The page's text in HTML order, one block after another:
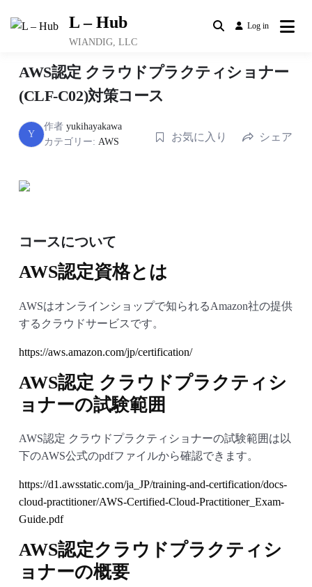
L – Hub
WIANDIG, LLC
Log in
AWS認定 クラウドプラクティショナー
(CLF-C02)対策コース
Y
作者 yukihayakawa
カテゴリー: AWS お気に入り シェア
コースについて
AWS認定資格とは
AWSはオンラインショップで知られるAmazon社の提供
するクラウドサービスです。
https://aws.amazon.com/jp/certification/
AWS認定 クラウドプラクティシ
ョナーの試験範囲
AWS認定 クラウドプラクティショナーの試験範囲は以
下のAWS公式のpdfファイルから確認できます。
https://d1.awsstatic.com/ja_JP/training-and-certification/docs-
cloud-practitioner/AWS-Certified-Cloud-Practitioner_Exam-
Guide.pdf
AWS認定クラウドプラクティシ
ョナーの概要